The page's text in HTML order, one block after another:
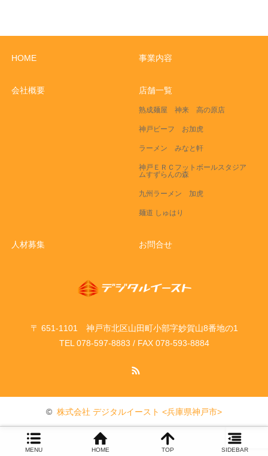
HOME 事業内容
会社概要 店舗一覧
熟成麺屋 神来 高の原店
神戸ビーフ お加虎
ラーメン みなと軒
神戸ＥＲＣフットボールスタジア
ムすずらんの森
九州ラーメン 加虎
麺道 しゅはり
人材募集 お問合せ
〒 651-1101 神戸市北区山田町小部字妙賀山8番地の1
TEL 078-597-8883 / FAX 078-593-8884
MENU HOME TOP SIDEBAR
© 株式会社 デジタルイースト <兵庫県神戸市>